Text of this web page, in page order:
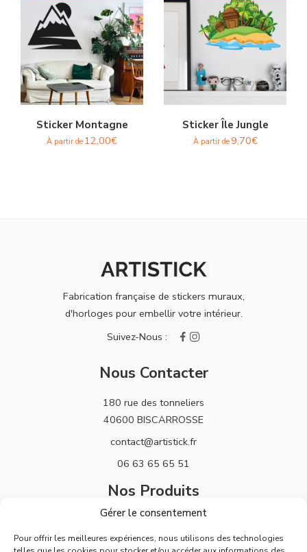
Gérer le consentement
Pour offrir les meilleures expériences, nous utilisons des technologies
Sticker Montagne
À partir de 12,00€
Sticker Île Jungle
À partir de9,70€
Fabrication française de stickers muraux,
d'horloges pour embellir votre intérieur.
Nous Contacter
180 rue des tonneliers
40600 BISCARROSSE
contact@artistick.fr
06 63 65 65 51
Nos Produits
Stickers
Horloges